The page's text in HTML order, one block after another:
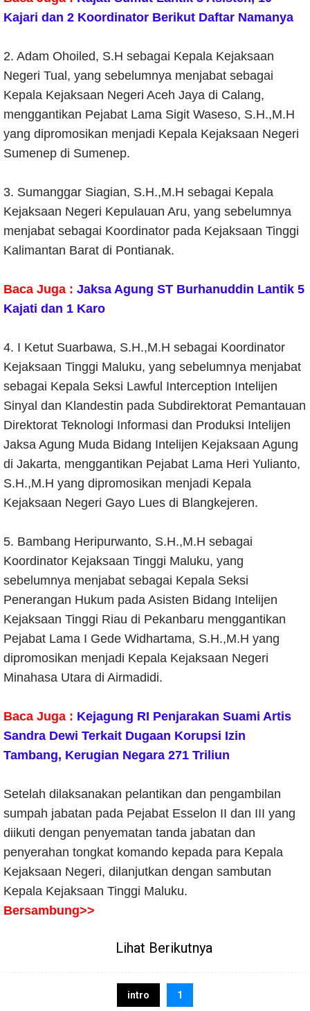
Kajari dan 2 Koordinator Berikut Daftar Namanya
2. Adam Ohoiled, S.H sebagai Kepala Kejaksaan
Negeri Tual, yang sebelumnya menjabat sebagai
Kepala Kejaksaan Negeri Aceh Jaya di Calang,
menggantikan Pejabat Lama Sigit Waseso, S.H.,M.H
yang dipromosikan menjadi Kepala Kejaksaan Negeri
Sumenep di Sumenep.
3. Sumanggar Siagian, S.H.,M.H sebagai Kepala
Kejaksaan Negeri Kepulauan Aru, yang sebelumnya
menjabat sebagai Koordinator pada Kejaksaan Tinggi
Kalimantan Barat di Pontianak.
Baca Juga : Jaksa Agung ST Burhanuddin Lantik 5
Kajati dan 1 Karo
4. I Ketut Suarbawa, S.H.,M.H sebagai Koordinator
Kejaksaan Tinggi Maluku, yang sebelumnya menjabat
sebagai Kepala Seksi Lawful Interception Intelijen
Sinyal dan Klandestin pada Subdirektorat Pemantauan
Direktorat Teknologi Informasi dan Produksi Intelijen
Jaksa Agung Muda Bidang Intelijen Kejaksaan Agung
di Jakarta, menggantikan Pejabat Lama Heri Yulianto,
S.H.,M.H yang dipromosikan menjadi Kepala
Kejaksaan Negeri Gayo Lues di Blangkejeren.
5. Bambang Heripurwanto, S.H.,M.H sebagai
Koordinator Kejaksaan Tinggi Maluku, yang
sebelumnya menjabat sebagai Kepala Seksi
Penerangan Hukum pada Asisten Bidang Intelijen
Kejaksaan Tinggi Riau di Pekanbaru menggantikan
Pejabat Lama I Gede Widhartama, S.H.,M.H yang
dipromosikan menjadi Kepala Kejaksaan Negeri
Minahasa Utara di Airmadidi.
Baca Juga : Kejagung RI Penjarakan Suami Artis
Sandra Dewi Terkait Dugaan Korupsi Izin
Tambang, Kerugian Negara 271 Triliun
Setelah dilaksanakan pelantikan dan pengambilan
sumpah jabatan pada Pejabat Esselon II dan III yang
diikuti dengan penyematan tanda jabatan dan
penyerahan tongkat komando kepada para Kepala
Kejaksaan Negeri, dilanjutkan dengan sambutan
Kepala Kejaksaan Tinggi Maluku.
Bersambung>>
Lihat Berikutnya
intro 1